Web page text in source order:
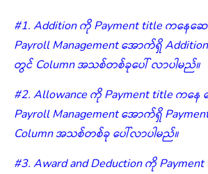
#1. Addition ကို Payment title ကနေ
Payroll Management အောက်ရှိ
တွင် Column အသစ်တစ်ခုပေါ် လာပါမည်။
#2. Allowance ကို Payment title က
Payroll Management အောက်ရှိ
Column အသစ်တစ်ခု ပေါ်လာပါမည်။
#3. Award and Deduction ကို